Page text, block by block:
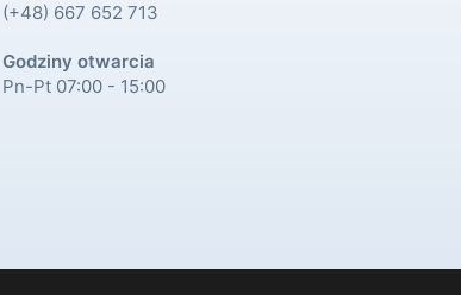
(+48) 667 652 713
Godziny otwarcia
Pn-Pt 07:00 - 15:00